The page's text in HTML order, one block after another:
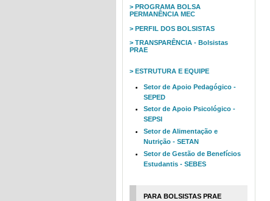
> PROGRAMA BOLSA
PERMANÊNCIA MEC
> PERFIL DOS BOLSISTAS
> TRANSPARÊNCIA - Bolsistas
PRAE
> ESTRUTURA E EQUIPE
Setor de Apoio Pedagógico -
SEPED
Setor de Apoio Psicológico -
SEPSI
Setor de Alimentação e
Nutrição - SETAN
Setor de Gestão de Benefícios
Estudantis - SEBES
PARA BOLSISTAS PRAE